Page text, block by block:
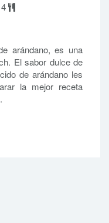
4
arándano, es una
El sabor dulce de
de arándano les
la mejor receta